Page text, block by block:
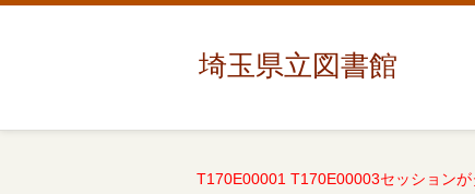
埼玉県立図書館
T170E00001 T170E00003セッション